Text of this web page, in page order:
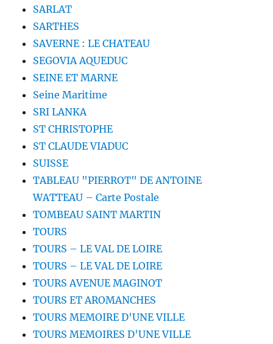
SARLAT
SARTHES
SAVERNE : LE CHATEAU
SEGOVIA AQUEDUC
SEINE ET MARNE
Seine Maritime
SRI LANKA
ST CHRISTOPHE
ST CLAUDE VIADUC
SUISSE
TABLEAU "PIERROT" DE ANTOINE
WATTEAU – Carte Postale
TOMBEAU SAINT MARTIN
TOURS
TOURS – LE VAL DE LOIRE
TOURS – LE VAL DE LOIRE
TOURS AVENUE MAGINOT
TOURS ET AROMANCHES
TOURS MEMOIRE D'UNE VILLE
TOURS MEMOIRES D'UNE VILLE